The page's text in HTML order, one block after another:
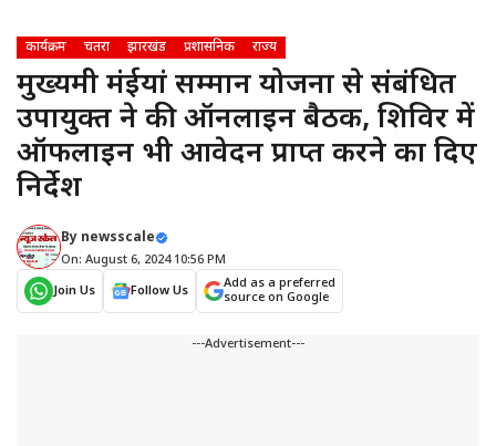
कार्यक्रम चतरा झारखंड प्रशासनिक राज्य
मुख्यमंत्री मंईयां सम्मान योजना से संबंधित
उपायुक्त ने की ऑनलाइन बैठक, शिविर में
ऑफलाइन भी आवेदन प्राप्त करने का दिए
निर्देश
By newsscale
On: August 6, 2024 10:56 PM
Join Us
Follow Us
Add as a preferred
source on Google
---Advertisement---